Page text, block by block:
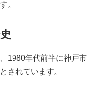
。
1980年代前半に神戸市
されています。